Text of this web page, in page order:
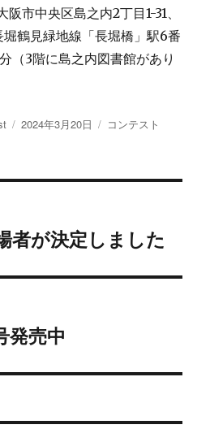
市中央区島之内2丁目1-31、
鶴見緑地線「長堀橋」駅6番
（3階に島之内図書館があり
投
2024年3月20日
カ
コンテスト
者が決定しました
発売中